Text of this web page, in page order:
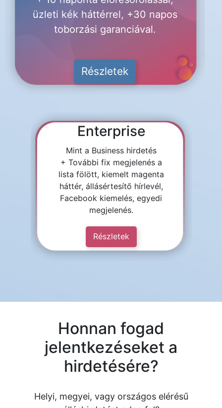
üzleti kék háttérrel, +30 napos
toborzási garanciával.
Részletek
Enterprise
Mint a Business hirdetés
+ További fix megjelenés a
lista fölött, kiemelt magenta
háttér, állásértesítő hírlevél,
Facebook kiemelés, egyedi
megjelenés.
Részletek
Honnan fogad
jelentkezéseket a
hirdetésére?
Helyi, megyei, vagy országos elérésű